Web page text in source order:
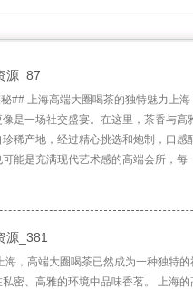
源‌_87
## 上海高端大圈喝茶的独特魅力上
是一场社交盛宴。在这里，茶香与
稀产地，经过精心挑选和炮制，口
能是充满现代艺术感的高端会所，每
源‌_381
，高端大圈喝茶已然成为一种独特
密、高雅的环境中品味香茗。 上海